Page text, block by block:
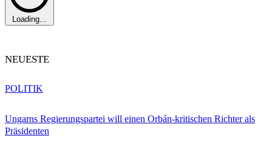
Loading...
NEUESTE
Ungarns Regierungspartei will einen Orbán-kritischen Richter als
Präsidenten
POLITIK